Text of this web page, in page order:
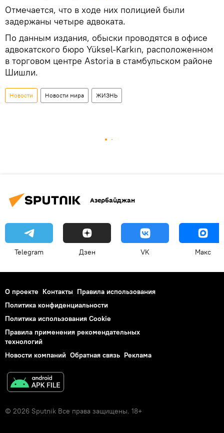
Отмечается, что в ходе них полицией были
задержаны четыре адвоката.
По данным издания, обыски проводятся в офисе
адвокатского бюро Yüksel-Karkın, расположенном
в торговом центре Astoria в стамбульском районе
Шишли.
Новости Новости мира ЖИЗНЬ
Азербайджан
Telegram Дзен VK Макс
О проекте Контакты Правила использования
Политика конфиденциальности
Политика использования Cookie
Правила применения рекомендательных
технологий
Новости компаний Обратная связь Реклама
© 2026 Sputnik Все права защищены. 18+